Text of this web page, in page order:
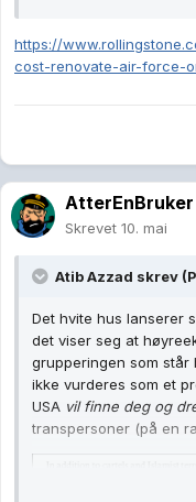
https://
cost-renovate-air-force-
AtterEnBruker
Skrevet 10. mai
Atib Azzad skrev
Det hvite hus lanserer
det viser seg at
grupperingen som står
ikke vurderes som et
USA vil finne deg og
transpersoner (på en